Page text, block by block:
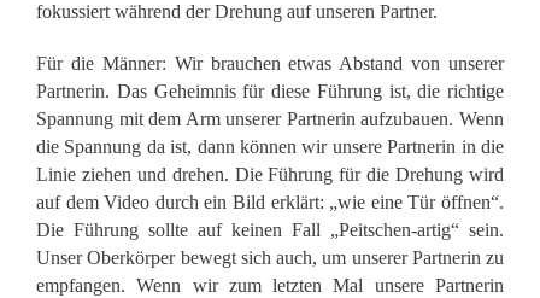
fokussiert während der Drehung auf unseren Partner.
Für die Männer: Wir brauchen etwas Abstand von unserer
Partnerin. Das Geheimnis für diese Führung ist, die richtige
Spannung mit dem Arm unserer Partnerin aufzubauen. Wenn
die Spannung da ist, dann können wir unsere Partnerin in die
Linie ziehen und drehen. Die Führung für die Drehung wird
auf dem Video durch ein Bild erklärt: „wie eine Tür öffnen“.
Die Führung sollte auf keinen Fall „Peitschen-artig“ sein.
Unser Oberkörper bewegt sich auch, um unserer Partnerin zu
empfangen. Wenn wir zum letzten Mal unsere Partnerin